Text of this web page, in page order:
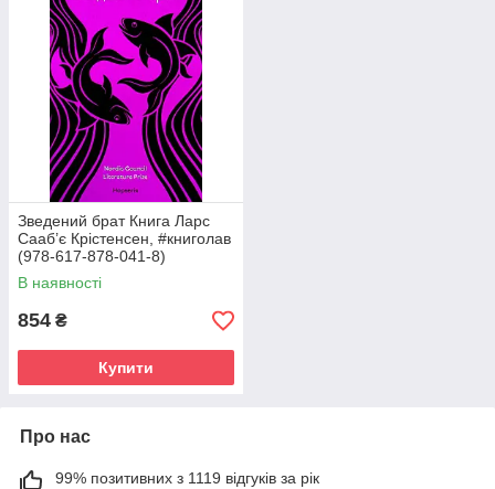
Зведений брат Книга Ларс
Сааб’є Крістенсен, #книголав
(978-617-878-041-8)
В наявності
854 ₴
Купити
Про нас
99% позитивних з 1119 відгуків за рік